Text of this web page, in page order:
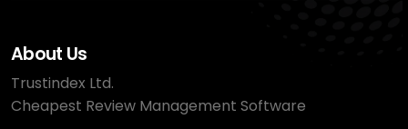
About Us
Trustindex Ltd.
Cheapest Review Management Software